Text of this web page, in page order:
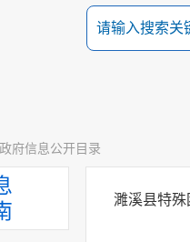
府信息公开目录
濉溪县特